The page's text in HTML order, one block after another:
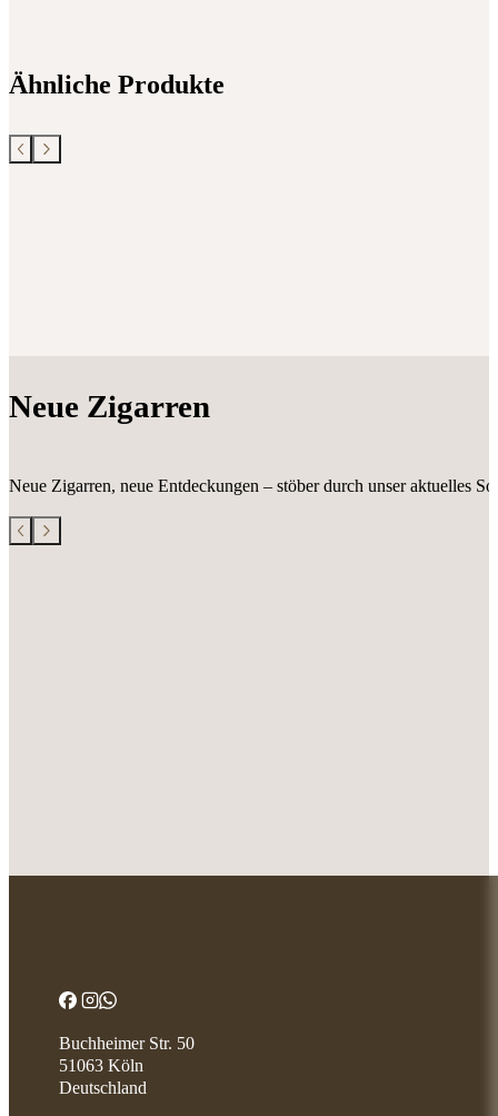
Ähnliche Produkte
Neue Zigarren
Neue Zigarren, neue Entdeckungen – stöber durch unser aktuelles
Buchheimer Str. 50
51063 Köln
Deutschland